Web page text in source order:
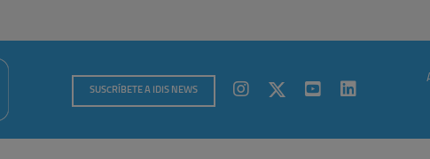
SUSCRÍBETE A IDIS NEWS